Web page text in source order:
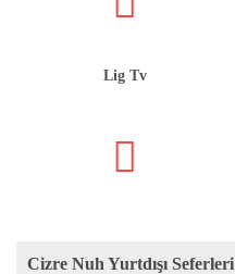
Lig Tv
Cizre Nuh Yurtdışı Seferleri